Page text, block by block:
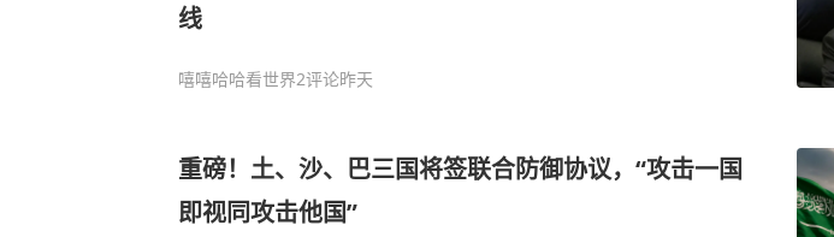
线
嘻嘻哈哈看世界2评论昨天
重磅！土、沙、巴三国将签联合防御协议，“攻击一国
即视同攻击他国”